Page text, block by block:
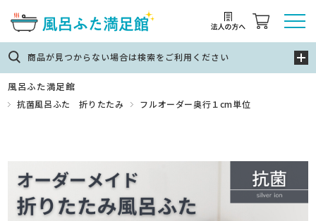
商品が見つからない場合は検索をご利用ください
風呂ふた満足館
抗菌風呂ふた 折りたたみ フルオーダー奥行１cm単位